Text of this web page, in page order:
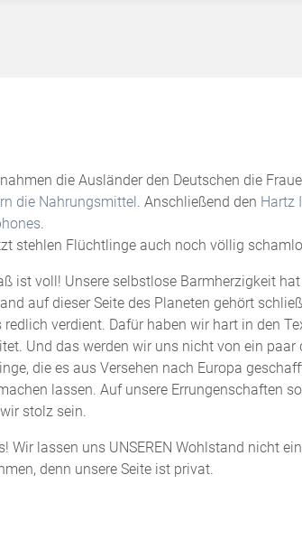
die Ausländer den Deutschen die
die Nahrungsmittel. Anschließend den Hartz
.
stehlen Flüchtlinge auch noch völlig
ist voll! Unsere selbstlose Barmherzigkeit hat
auf dieser Seite des Planeten gehört
redlich verdient. Dafür haben wir hart in den
Und das werden wir uns nicht von ein paar
die es aus Versehen nach Europa
lassen. Auf unsere Errungenschaften
stolz sein.
Wir lassen uns UNSEREN Wohlstand nicht
denn unsere Seite ist privat.